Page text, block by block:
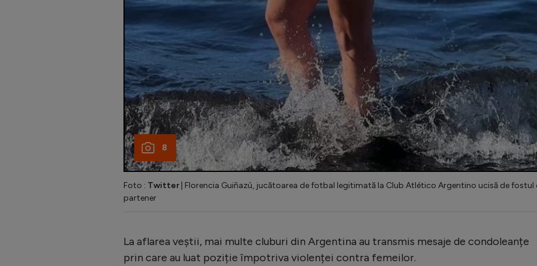
8
Foto : Twitter | Florencia Guiñazú, jucătoarea de fotbal legitimată la Club Atlético Argentino ucisă de fostul
partener
La aflarea veștii, mai multe cluburi din Argentina au transmis mesaje de condoleanțe
prin care au luat poziție împotriva violenței contra femeilor.